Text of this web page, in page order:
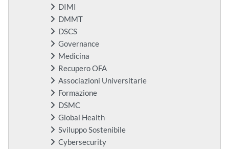
DIMI
DMMT
DSCS
Governance
Medicina
Recupero OFA
Associazioni Universitarie
Formazione
DSMC
Global Health
Sviluppo Sostenibile
Cybersecurity